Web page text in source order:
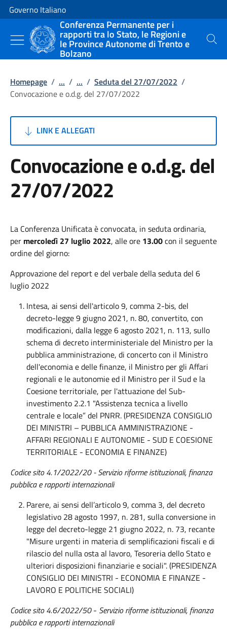
Vai al contenuto
Vai alla navigazione del sito
Governo Italiano
Conferenza Permanente per i
rapporti tra lo Stato, le Regioni e
le Province Autonome di Trento e
Bolzano
Cerca
Homepage / ... / ... / Seduta del 27/07/2022 /
Convocazione e o.d.g. del 27/07/2022
LINK E ALLEGATI
Convocazione e o.d.g. del
27/07/2022
La Conferenza Unificata è convocata, in seduta ordinaria,
per mercoledì 27 luglio 2022, alle ore 13.00con il seguente
ordine del giorno:
Approvazione del report e del verbale della seduta del 6
luglio 2022
Intesa, ai sensi dell'articolo 9, comma 2-bis, del
decreto-legge 9 giugno 2021, n. 80, convertito, con
modificazioni, dalla legge 6 agosto 2021, n. 113, sullo
schema di decreto interministeriale del Ministro per la
pubblica amministrazione, di concerto con il Ministro
dell'economia e delle finanze, il Ministro per gli Affari
regionali e le autonomie ed il Ministro per il Sud e la
Coesione territoriale, per l'attuazione del Sub-
investimento 2.2.1 "Assistenza tecnica a livello
centrale e locale” del PNRR. (PRESIDENZA CONSIGLIO
DEI MINISTRI – PUBBLICA AMMINISTRAZIONE -
AFFARI REGIONALI E AUTONOMIE - SUD E COESIONE
TERRITORIALE - ECONOMIA E FINANZE)
Codice sito 4.1/2022/20 - Servizio riforme istituzionali, finanza
pubblica e rapporti internazionali
Parere, ai sensi dell’articolo 9, comma 3, del decreto
legislativo 28 agosto 1997, n. 281, sulla conversione in
legge del decreto-legge 21 giugno 2022, n. 73, recante
"Misure urgenti in materia di semplificazioni fiscali e di
rilascio del nulla osta al lavoro, Tesoreria dello Stato e
ulteriori disposizioni finanziarie e sociali". (PRESIDENZA
CONSIGLIO DEI MINISTRI - ECONOMIA E FINANZE -
LAVORO E POLITICHE SOCIALI)
Codice sito 4.6/2022/50- Servizio riforme istituzionali, finanza
pubblica e rapporti internazionali